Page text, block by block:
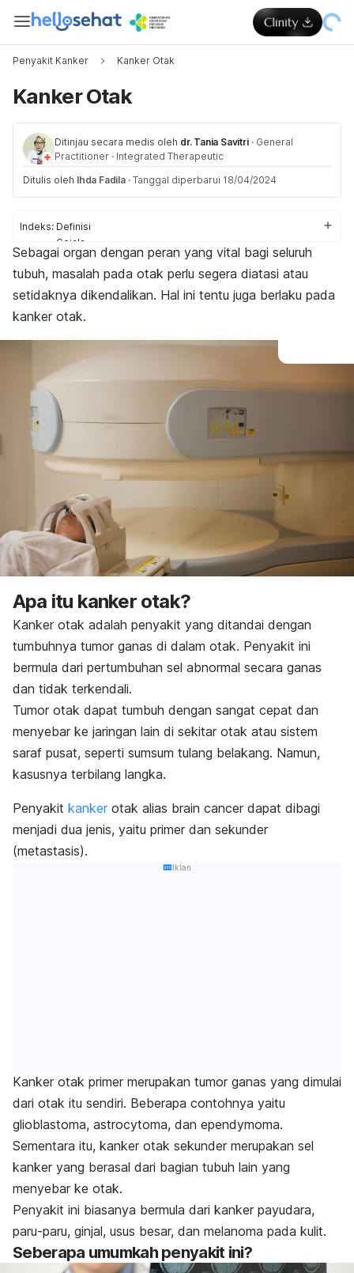
Penyakit Kanker Kanker Otak
Kanker Otak
Ditinjau secara medis oleh dr. Tania Savitri · General
Practitioner · Integrated Therapeutic
Ditulis oleh Ihda Fadila · Tanggal diperbarui 18/04/2024
Indeks: Definisi
Gejala
Penyebab
Diagnosis
Pengobatan
Perawatan rumahan
Pencegahan
Sebagai organ dengan peran yang vital bagi seluruh
tubuh, masalah pada otak perlu segera diatasi atau
setidaknya dikendalikan. Hal ini tentu juga berlaku pada
kanker otak.
Apa itu kanker otak?
Kanker otak adalah penyakit yang ditandai dengan
tumbuhnya tumor ganas di dalam otak. Penyakit ini
bermula dari pertumbuhan sel abnormal secara ganas
dan tidak terkendali.
Tumor otak dapat tumbuh dengan sangat cepat dan
menyebar ke jaringan lain di sekitar otak atau sistem
saraf pusat, seperti sumsum tulang belakang. Namun,
kasusnya terbilang langka.
Penyakit kanker otak alias brain cancer dapat dibagi
menjadi dua jenis, yaitu primer dan sekunder
(metastasis).
Iklan
Kanker otak primer merupakan tumor ganas yang dimulai
dari otak itu sendiri. Beberapa contohnya yaitu
glioblastoma, astrocytoma, dan ependymoma.
Sementara itu, kanker otak sekunder merupakan sel
kanker yang berasal dari bagian tubuh lain yang
menyebar ke otak.
Penyakit ini biasanya bermula dari kanker payudara,
paru-paru, ginjal, usus besar, dan melanoma pada kulit.
Seberapa umumkah penyakit ini?